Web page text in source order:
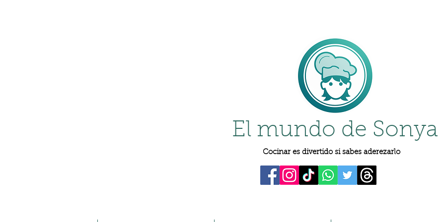
El mundo de Sonya
Cocinar es divertido si sabes aderezarlo